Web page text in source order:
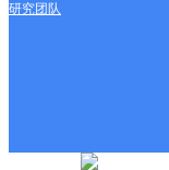
研究团队